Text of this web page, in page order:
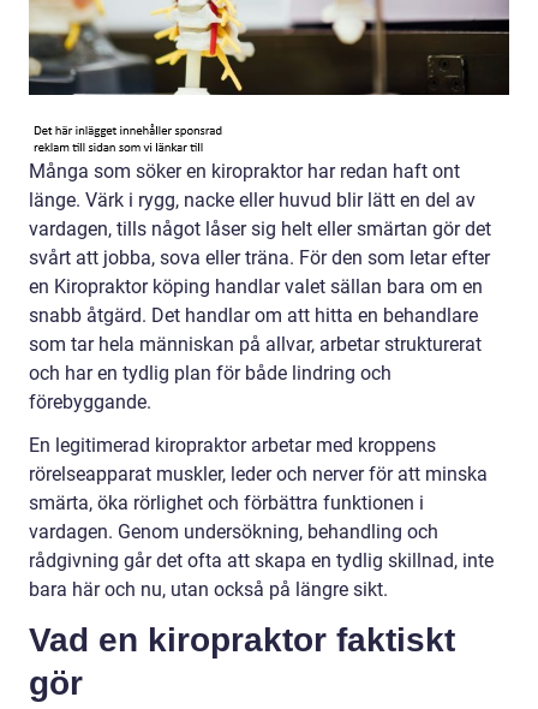
Många som söker en kiropraktor har redan haft ont
länge. Värk i rygg, nacke eller huvud blir lätt en del av
vardagen, tills något låser sig helt eller smärtan gör det
svårt att jobba, sova eller träna. För den som letar efter
en Kiropraktor köping handlar valet sällan bara om en
snabb åtgärd. Det handlar om att hitta en behandlare
som tar hela människan på allvar, arbetar strukturerat
och har en tydlig plan för både lindring och
förebyggande.
En legitimerad kiropraktor arbetar med kroppens
rörelseapparat muskler, leder och nerver för att minska
smärta, öka rörlighet och förbättra funktionen i
vardagen. Genom undersökning, behandling och
rådgivning går det ofta att skapa en tydlig skillnad, inte
bara här och nu, utan också på längre sikt.
Vad en kiropraktor faktiskt
gör